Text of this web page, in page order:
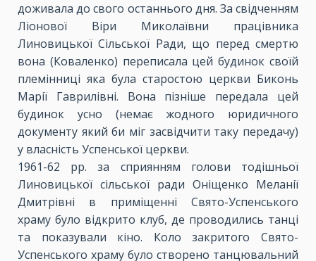
доживала до свого останнього дня. За свідченням
Ліонової Віри Миколаївни працівника
Линовицької Сільської Ради, що перед смертю
вона (Коваленко) переписала цей будинок своїй
племінниці яка була старостою церкви Биконь
Марії Гаврилівні. Вона пізніше передала цей
будинок усно (немає жодного юридичного
документу який би міг засвідчити таку передачу)
у власність Успенської церкви.
1961-62 рр. за сприянням голови тодішньої
Линовицької сільської ради Оніщенко Меланії
Дмитрівні в приміщенні Свято-Успенського
храму було відкрито клуб, де проводились танці
та показували кіно. Коло закритого Свято-
Успенського храму було створено танцювальний